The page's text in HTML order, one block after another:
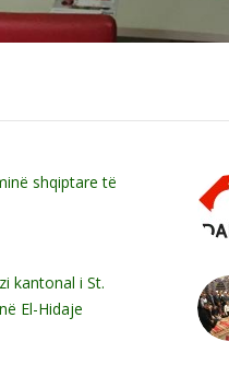
shqiptare të
kantonal i St.
El-Hidaje